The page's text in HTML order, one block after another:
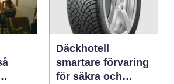
Däckhotell
smartare förvaring
för säkra och